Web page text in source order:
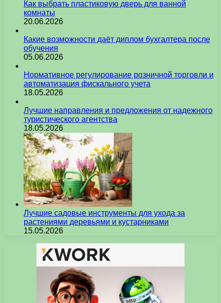
Как выбрать пластиковую дверь для ванной
комнаты
20.06.2026
Какие возможности даёт диплом бухгалтера после
обучения
05.06.2026
Нормативное регулирование розничной торговли и
автоматизация фискального учета
18.05.2026
Лучшие направления и предложения от надежного
туристического агентства
18.05.2026
Лучшие садовые инструменты для ухода за
растениями деревьями и кустарниками
15.05.2026